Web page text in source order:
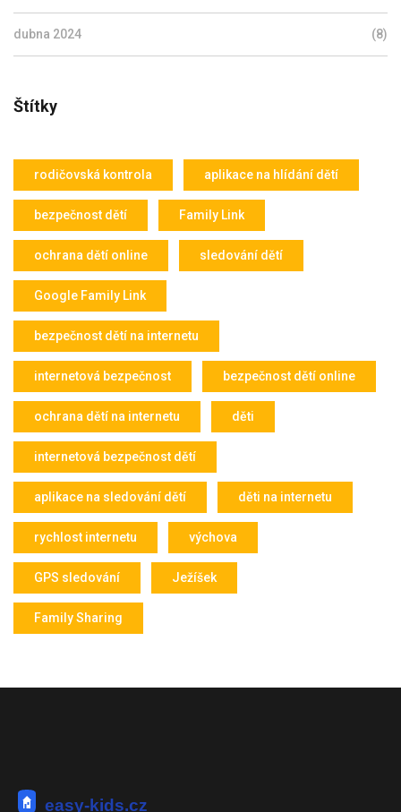
dubna 2024 (8)
Štítky
rodičovská kontrola aplikace na hlídání dětí
bezpečnost dětí Family Link
ochrana dětí online sledování dětí
Google Family Link
bezpečnost dětí na internetu
internetová bezpečnost bezpečnost dětí online
ochrana dětí na internetu děti
internetová bezpečnost dětí
aplikace na sledování dětí děti na internetu
rychlost internetu výchova
GPS sledování Ježíšek
Family Sharing